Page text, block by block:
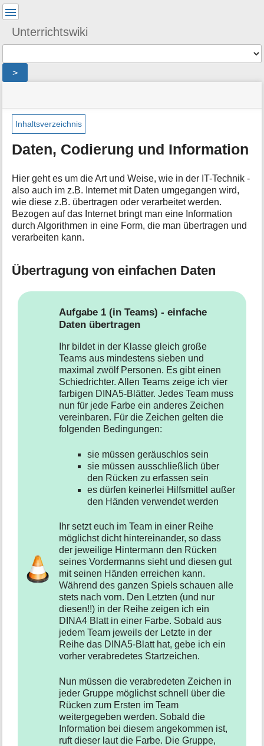
Unterrichtswiki
>
Werkzeuge
e
a
i
f
o
r
m
t
i
Inhaltsverzeichnis
Daten, Codierung und Information
Hier geht es um die Art und Weise, wie in der IT-Technik -
also auch im z.B. Internet mit Daten umgegangen wird,
wie diese z.B. übertragen oder verarbeitet werden.
Bezogen auf das Internet bringt man eine Information
durch Algorithmen in eine Form, die man übertragen und
verarbeiten kann.
Übertragung von einfachen Daten
Aufgabe 1 (in Teams) - einfache
Daten übertragen
Ihr bildet in der Klasse gleich große
Teams aus mindestens sieben und
maximal zwölf Personen. Es gibt einen
Schiedrichter. Allen Teams zeige ich vier
farbigen DINA5-Blätter. Jedes Team muss
nun für jede Farbe ein anderes Zeichen
vereinbaren. Für die Zeichen gelten die
folgenden Bedingungen:
sie müssen geräuschlos sein
sie müssen ausschließlich über
den Rücken zu erfassen sein
es dürfen keinerlei Hilfsmittel außer
den Händen verwendet werden
Ihr setzt euch im Team in einer Reihe
möglichst dicht hintereinander, so dass
der jeweilige Hintermann den Rücken
seines Vordermanns sieht und diesen gut
mit seinen Händen erreichen kann.
Während des ganzen Spiels schauen alle
stets nach vorn. Den Letzten (und nur
diesen!!) in der Reihe zeigen ich ein
DINA4 Blatt in einer Farbe. Sobald aus
jedem Team jeweils der Letzte in der
Reihe das DINA5-Blatt hat, gebe ich ein
vorher verabredetes Startzeichen.
Nun müssen die verabredeten Zeichen in
jeder Gruppe möglichst schnell über die
Rücken zum Ersten im Team
weitergegeben werden. Sobald die
Information bei diesem angekommen ist,
ruft dieser laut die Farbe. Die Gruppe,